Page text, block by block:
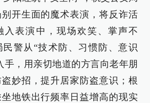
开生面的魔术表演，将反诈活
入表演中，现场欢笑、掌声不
民警从“技术防、习惯防、意识
手，用亲切地道的方言向老年朋
妙招，提升居家防盗意识；根
地铁出行频率日益增高的现实